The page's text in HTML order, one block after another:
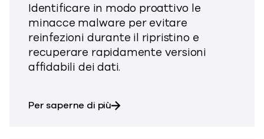
Identificare in modo proattivo le
minacce malware per evitare
reinfezioni durante il ripristino e
recuperare rapidamente versioni
affidabili dei dati.
Per saperne di piùsu Threat Scan